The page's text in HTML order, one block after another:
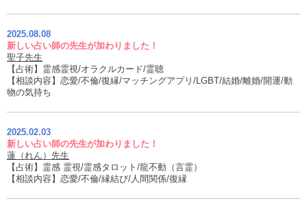
2025.08.08
新しい占い師の先生が加わりました！
聖子先生
【占術】霊感霊視/オラクルカード/霊聴
【相談内容】恋愛/不倫/復縁/マッチングアプリ/LGBT/結婚/離婚/開運/動
物の気持ち
2025.02.03
新しい占い師の先生が加わりました！
蓮（れん）先生
【占術】霊感 霊視/霊感タロット/龍不動（言霊）
【相談内容】恋愛/不倫/縁結び/人間関係/復縁